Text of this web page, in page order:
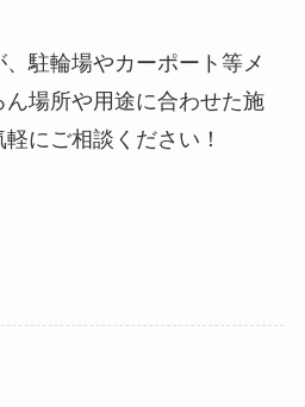
駐輪場やカーポート等メ
場所や用途に合わせた施
にご相談ください！